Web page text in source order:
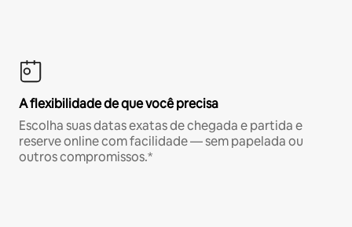
A flexibilidade de que você precisa
Escolha suas datas exatas de chegada e partida e
reserve online com facilidade — sem papelada ou
outros compromissos.*